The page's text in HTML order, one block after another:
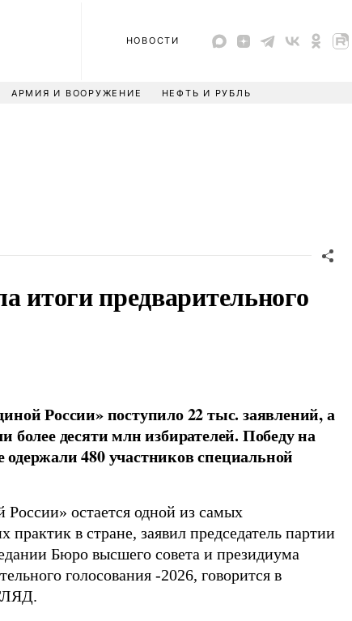
НОВОСТИ
АРМИЯ И ВООРУЖЕНИЕ НЕФТЬ И РУБЛЬ
итоги предварительного
России» поступило 22 тыс. заявлений, а
более десяти млн избирателей. Победу на
480 участников специальной
России» остается одной из самых
в стране, заявил председатель партии
Бюро высшего совета и президиума
голосования -2026, говорится в